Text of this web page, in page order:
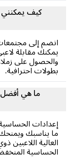
كيف يمكنني
والحصول على زملاء
بطولات احترافية.
ما هي أفضل
إعدادات
ما يناسبك ويمنحك
العالية اللاعبين
الحساسية